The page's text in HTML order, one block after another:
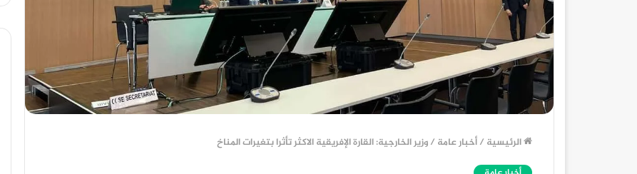
الرئيسية /أخبار عامة /وزير الخارجية: القارة الإفريقية الاكثر تأثرا بتغيرات المناخ